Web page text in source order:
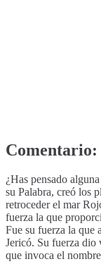
Comentario:
¿Has pensado
su Palabra, creó los
retroceder el mar
fuerza la que
Fue su fuerza la que
Jericó. Su fuerza dio
que invoca el